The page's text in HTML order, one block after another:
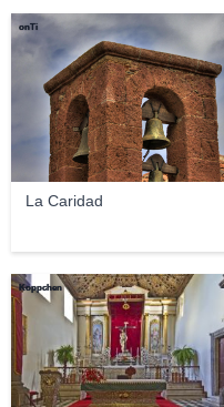
La Caridad
onTi
Koppchen